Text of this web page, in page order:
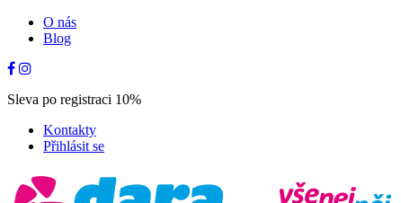
O nás
Blog
Sleva po registraci 10%
Kontakty
Přihlásit se